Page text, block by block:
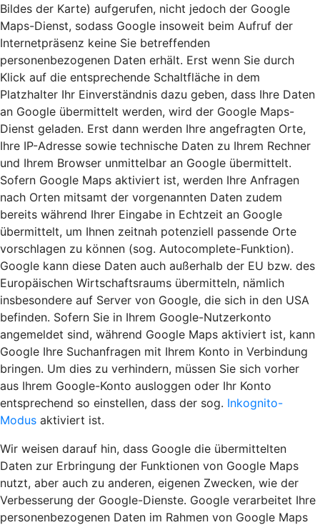
Bildes der Karte) aufgerufen, nicht jedoch der Google
Maps-Dienst, sodass Google insoweit beim Aufruf der
Internetpräsenz keine Sie betreffenden
personenbezogenen Daten erhält. Erst wenn Sie durch
Klick auf die entsprechende Schaltfläche in dem
Platzhalter Ihr Einverständnis dazu geben, dass Ihre Daten
an Google übermittelt werden, wird der Google Maps-
Dienst geladen. Erst dann werden Ihre angefragten Orte,
Ihre IP-Adresse sowie technische Daten zu Ihrem Rechner
und Ihrem Browser unmittelbar an Google übermittelt.
Sofern Google Maps aktiviert ist, werden Ihre Anfragen
nach Orten mitsamt der vorgenannten Daten zudem
bereits während Ihrer Eingabe in Echtzeit an Google
übermittelt, um Ihnen zeitnah potenziell passende Orte
vorschlagen zu können (sog. Autocomplete-Funktion).
Google kann diese Daten auch außerhalb der EU bzw. des
Europäischen Wirtschaftsraums übermitteln, nämlich
insbesondere auf Server von Google, die sich in den USA
befinden. Sofern Sie in Ihrem Google-Nutzerkonto
angemeldet sind, während Google Maps aktiviert ist, kann
Google Ihre Suchanfragen mit Ihrem Konto in Verbindung
bringen. Um dies zu verhindern, müssen Sie sich vorher
aus Ihrem Google-Konto ausloggen oder Ihr Konto
entsprechend so einstellen, dass der sog. Inkognito-
Modus aktiviert ist.
Wir weisen darauf hin, dass Google die übermittelten
Daten zur Erbringung der Funktionen von Google Maps
nutzt, aber auch zu anderen, eigenen Zwecken, wie der
Verbesserung der Google-Dienste. Google verarbeitet Ihre
personenbezogenen Daten im Rahmen von Google Maps